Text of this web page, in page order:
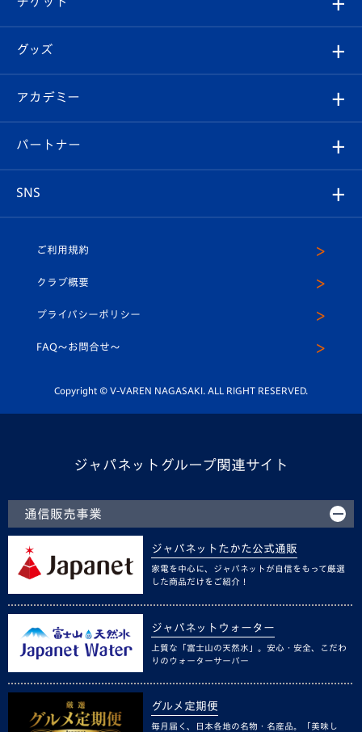
チケット
イベント
メディア
ホームタウン
エンブレム紹介
スタッフプロフィール
マスコット紹介
平和祈念活動
ホームタウン活動
はじめての観戦ガイド
Revive Team
ヴィヴィくんの長崎おもてなしガイド
フォトギャラリー
スタジアムグルメ
チケット
V-LOVERS（ファンクラブ）
プレイヤーズスイート
グッズ
オンラインショップ
店舗情報
アカデミー
育成からのお知らせ
U-18
スクール
パートナー
SNS
ヴィヴィくんインスタグラム
公式LINE＠
ご利用規約
クラブ概要
プライバシーポリシー
FAQ〜お問合せ〜
Copyright © V-VAREN NAGASAKI. ALL RIGHT RESERVED.
ジャパネットグループ関連サイト
通信販売事業
ジャパネットたかた公式通販
家電を中心に、ジャパネットが自信をもって厳選
した商品だけをご紹介！
ジャパネットウォーター
上質な「富士山の天然水」。安心・安全、こだわ
りのウォーターサーバー
グルメ定期便
毎月届く、日本各地の名物・名産品。「美味し